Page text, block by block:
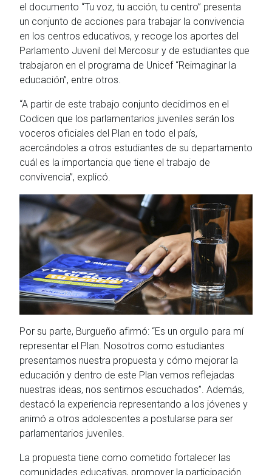
el documento “Tu voz, tu acción, tu centro” presenta
un conjunto de acciones para trabajar la convivencia
en los centros educativos, y recoge los aportes del
Parlamento Juvenil del Mercosur y de estudiantes que
trabajaron en el programa de Unicef “Reimaginar la
educación”, entre otros.
“A partir de este trabajo conjunto decidimos en el
Codicen que los parlamentarios juveniles serán los
voceros oficiales del Plan en todo el país,
acercándoles a otros estudiantes de su departamento
cuál es la importancia que tiene el trabajo de
convivencia”, explicó.
Por su parte, Burgueño afirmó: “Es un orgullo para mí
representar el Plan. Nosotros como estudiantes
presentamos nuestra propuesta y cómo mejorar la
educación y dentro de este Plan vemos reflejadas
nuestras ideas, nos sentimos escuchados”. Además,
destacó la experiencia representando a los jóvenes y
animó a otros adolescentes a postularse para ser
parlamentarios juveniles.
La propuesta tiene como cometido fortalecer las
comunidades educativas, promover la participación